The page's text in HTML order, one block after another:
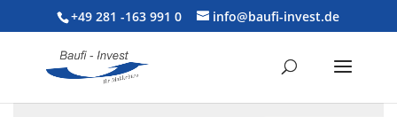
+49 281 -163 991 0 info@baufi-invest.de